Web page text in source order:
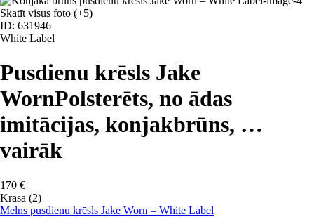
Skatīt visus foto (+5)
ID: 631946
White Label
Pusdienu krēsls Jake
WornPolsterēts, no ādas
imitācijas, konjakbrūns, …
vairāk
170 €
Krāsa (2)
Melns pusdienu krēsls Jake Worn – White Label